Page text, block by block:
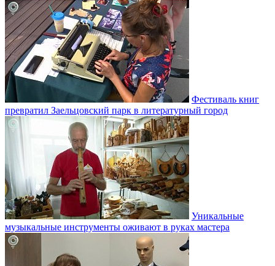
Фестиваль книг
превратил Заельцовский парк в литературный город
Уникальные
музыкальные инструменты оживают в руках мастера